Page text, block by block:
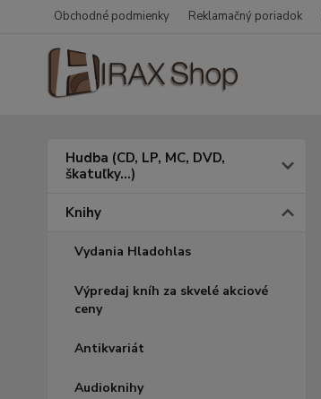
Obchodné podmienky Reklamačný poriadok
Hudba (CD, LP, MC, DVD,
škatuľky...)
Knihy
Vydania Hladohlas
Výpredaj kníh za skvelé akciové
ceny
Antikvariát
Audioknihy